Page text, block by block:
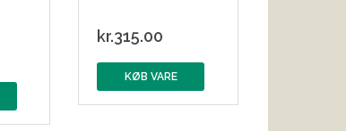
kr.315.00
KØB VARE